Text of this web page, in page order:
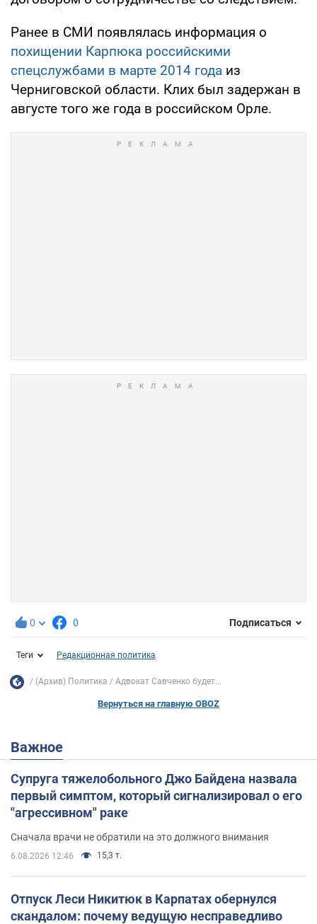
Ранее в СМИ появлялась информация о
похищении Карпюка российскими
спецслужбами в марте 2014 года из
Черниговской области. Клих был задержан в
августе того же года в российском Орле.
0 0 Подписаться
Теги Редакционная политика
(Архив) Политика Адвокат Савченко будет...
Вернуться на главную OBOZ
Важное
Супруга тяжелобольного Джо Байдена назвала
первый симптом, который сигнализировал о его
"агрессивном" раке
Сначала врачи не обратили на это должного внимания
6.08.2026 12:46 15,3 т.
Отпуск Леси Никитюк в Карпатах обернулся
скандалом: почему ведущую несправедливо